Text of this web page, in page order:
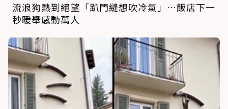
流浪狗熱到絕望「趴門縫想吹冷氣」…飯店下一
秒暖舉感動萬人